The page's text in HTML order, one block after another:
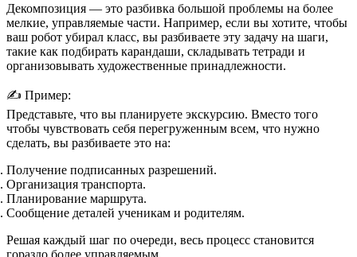
Декомпозиция — это разбивка большой проблемы на более
мелкие, управляемые части. Например, если вы хотите, чтобы
ваш робот убирал класс, вы разбиваете эту задачу на шаги,
такие как подбирать карандаши, складывать тетради и
организовывать художественные принадлежности.
✍️ Пример:
Представьте, что вы планируете экскурсию. Вместо того
чтобы чувствовать себя перегруженным всем, что нужно
сделать, вы разбиваете это на:
Получение подписанных разрешений.
Организация транспорта.
Планирование маршрута.
Сообщение деталей ученикам и родителям.
Решая каждый шаг по очереди, весь процесс становится
гораздо более управляемым.